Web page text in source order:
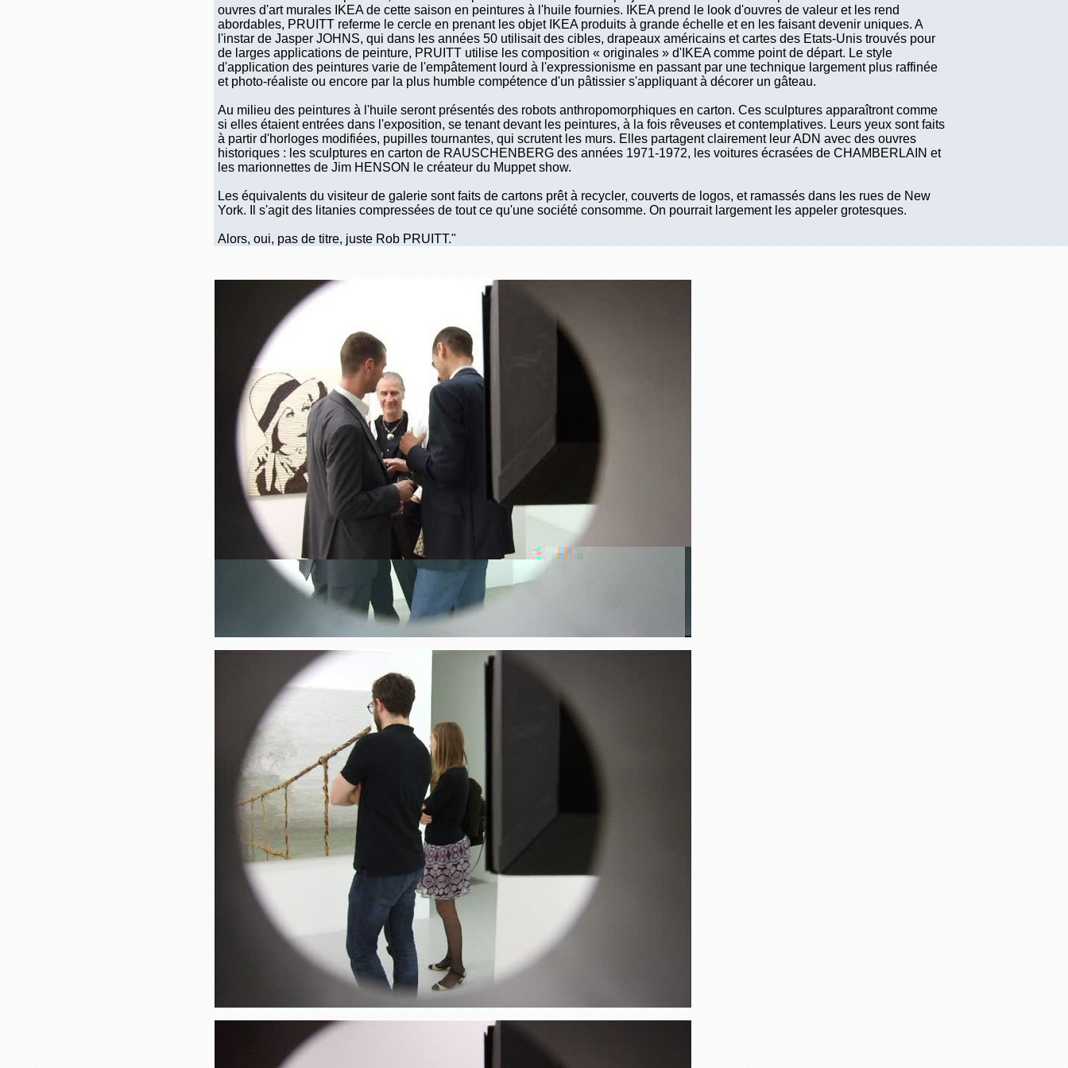
ouvres d'art murales IKEA de cette saison en peintures à l'huile fournies. IKEA prend le look d'ouvres de valeur et les rend
abordables, PRUITT referme le cercle en prenant les objet IKEA produits à grande échelle et en les faisant devenir uniques. A
l'instar de Jasper JOHNS, qui dans les années 50 utilisait des cibles, drapeaux américains et cartes des Etats-Unis trouvés pour
de larges applications de peinture, PRUITT utilise les composition « originales » d'IKEA comme point de départ. Le style
d'application des peintures varie de l'empâtement lourd à l'expressionisme en passant par une technique largement plus raffinée
et photo-réaliste ou encore par la plus humble compétence d'un pâtissier s'appliquant à décorer un gâteau.
Au milieu des peintures à l'huile seront présentés des robots anthropomorphiques en carton. Ces sculptures apparaîtront comme
si elles étaient entrées dans l'exposition, se tenant devant les peintures, à la fois rêveuses et contemplatives. Leurs yeux sont faits
à partir d'horloges modifiées, pupilles tournantes, qui scrutent les murs. Elles partagent clairement leur ADN avec des ouvres
historiques : les sculptures en carton de RAUSCHENBERG des années 1971-1972, les voitures écrasées de CHAMBERLAIN et
les marionnettes de Jim HENSON le créateur du Muppet show.
Les équivalents du visiteur de galerie sont faits de cartons prêt à recycler, couverts de logos, et ramassés dans les rues de New
York. Il s'agit des litanies compressées de tout ce qu'une société consomme. On pourrait largement les appeler grotesques.
Alors, oui, pas de titre, juste Rob PRUITT."